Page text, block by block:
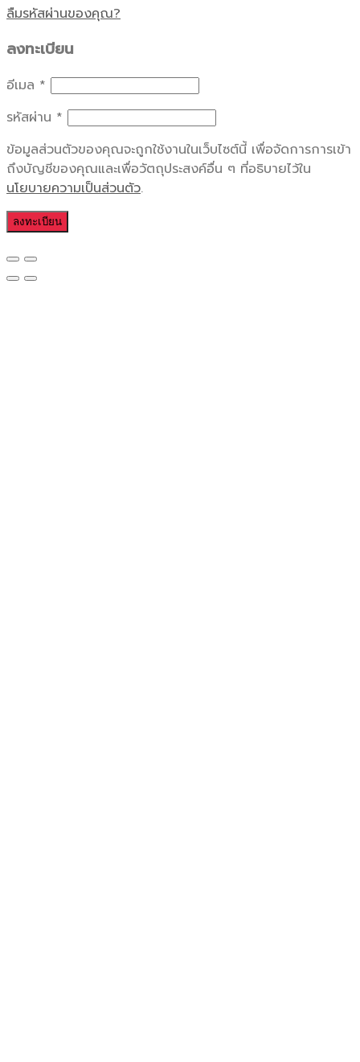
ลืมรหัสผ่านของคุณ?
ลงทะเบียน
อีเมล *
รหัสผ่าน *
ข้อมูลส่วนตัวของคุณจะถูกใช้งานในเว็บไซต์นี้ เพื่อจัดการการเข้า
ถึงบัญชีของคุณและเพื่อวัตถุประสงค์อื่น ๆ ที่อธิบายไว้ใน
นโยบายความเป็นส่วนตัว.
ลงทะเบียน